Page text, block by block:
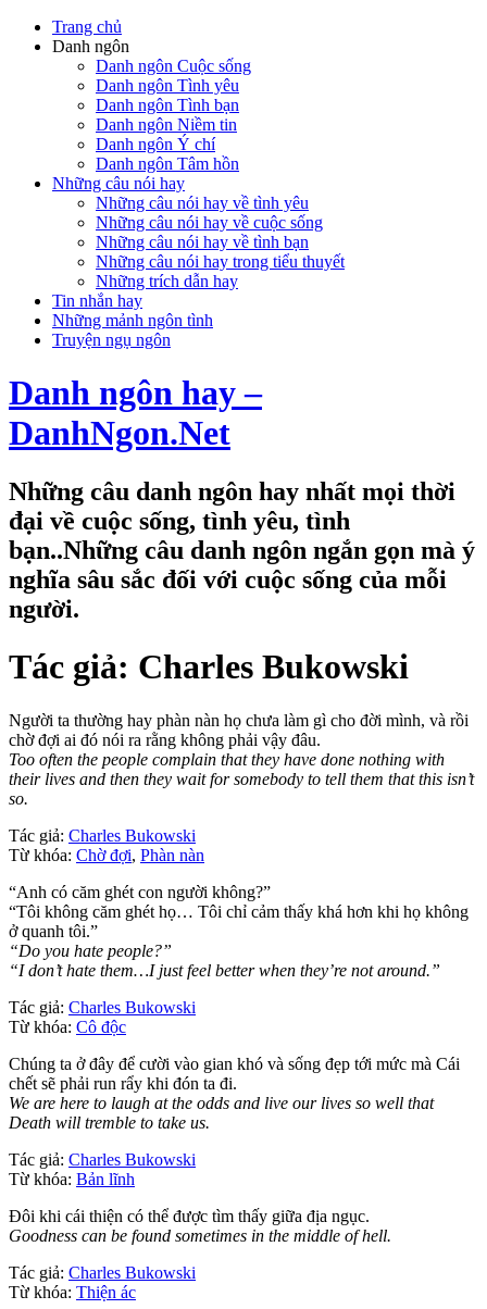
Trang chủ
Danh ngôn
Danh ngôn Cuộc sống
Danh ngôn Tình yêu
Danh ngôn Tình bạn
Danh ngôn Niềm tin
Danh ngôn Ý chí
Danh ngôn Tâm hồn
Những câu nói hay
Những câu nói hay về tình yêu
Những câu nói hay về cuộc sống
Những câu nói hay về tình bạn
Những câu nói hay trong tiểu thuyết
Những trích dẫn hay
Tin nhắn hay
Những mảnh ngôn tình
Truyện ngụ ngôn
Danh ngôn hay –
DanhNgon.Net
Những câu danh ngôn hay nhất mọi thời
đại về cuộc sống, tình yêu, tình
bạn..Những câu danh ngôn ngắn gọn mà ý
nghĩa sâu sắc đối với cuộc sống của mỗi
người.
Tác giả: Charles Bukowski
Người ta thường hay phàn nàn họ chưa làm gì cho đời mình, và rồi
chờ đợi ai đó nói ra rằng không phải vậy đâu.
Too often the people complain that they have done nothing with
their lives and then they wait for somebody to tell them that this isn’t
so.
Tác giả: Charles Bukowski
Từ khóa: Chờ đợi, Phàn nàn
“Anh có căm ghét con người không?”
“Tôi không căm ghét họ… Tôi chỉ cảm thấy khá hơn khi họ không
ở quanh tôi.”
“Do you hate people?”
“I don’t hate them…I just feel better when they’re not around.”
Tác giả: Charles Bukowski
Từ khóa: Cô độc
Chúng ta ở đây để cười vào gian khó và sống đẹp tới mức mà Cái
chết sẽ phải run rẩy khi đón ta đi.
We are here to laugh at the odds and live our lives so well that
Death will tremble to take us.
Tác giả: Charles Bukowski
Từ khóa: Bản lĩnh
Đôi khi cái thiện có thể được tìm thấy giữa địa ngục.
Goodness can be found sometimes in the middle of hell.
Tác giả: Charles Bukowski
Từ khóa: Thiện ác